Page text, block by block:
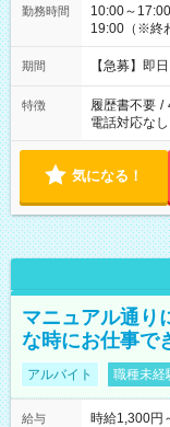
勤務時間
10:00～
19:00（※終
期間 【急募】即
特徴 履歴書不要 /
電話対応なし
気になる！
マニュアル通り
な時にお仕事で
アルバイト 職種未経
給与
時給1,300円